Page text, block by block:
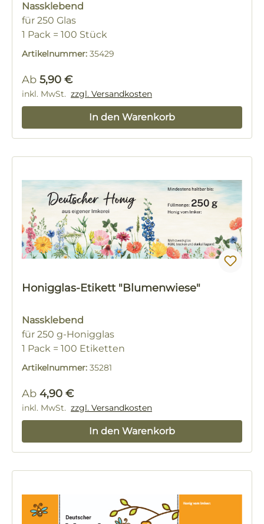
Nassklebend
für 250 Glas
1 Pack = 100 Stück
Artikelnummer: 35429
Regulärer Preis:
Ab 5,90 €
inkl. MwSt. zzgl. Versandkosten
In den Warenkorb
Honigglas-Etikett "Blumenwiese"
Nassklebend
für 250 g-Honigglas
1 Pack = 100 Etiketten
Artikelnummer: 35281
Regulärer Preis:
Ab 4,90 €
inkl. MwSt. zzgl. Versandkosten
In den Warenkorb